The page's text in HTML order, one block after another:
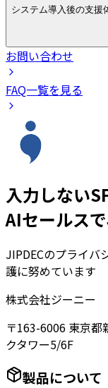
システム導入後の支援
お問い合わせ
FAQ一覧を見る
入力しない
AIセールス
JIPDECのプライバ
護に努めています
株式会社ジーニー
〒163-6006 東京
クタワー5/6F
製品について